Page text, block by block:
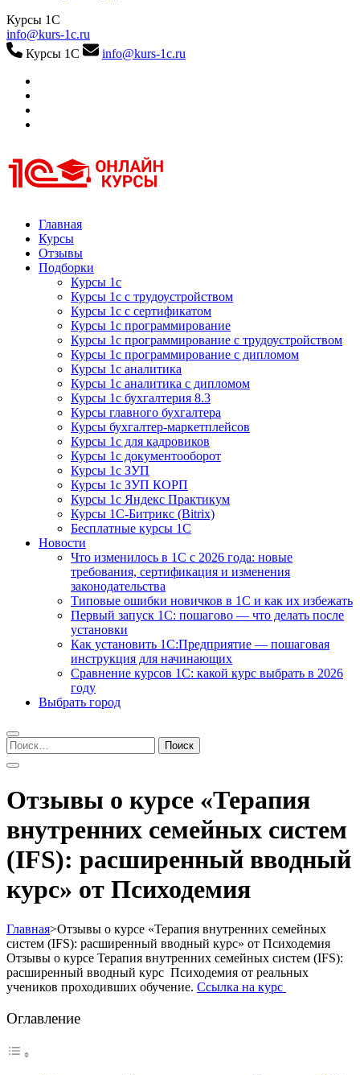
Курсы 1С
info@kurs-1c.ru
Курсы 1С
info@kurs-1c.ru
Курсы 1С
Курсы 1С официальная сертификация
Главная
Курсы
Отзывы
Подборки
Курсы 1с
Курсы 1с с трудоустройством
Курсы 1с с сертификатом
Курсы 1с программирование
Курсы 1с программирование с трудоустройством
Курсы 1с программирование с дипломом
Курсы 1с аналитика
Курсы 1с аналитика с дипломом
Курсы 1с бухгалтерия 8.3
Курсы главного бухгалтера
Курсы бухгалтер-маркетплейсов
Курсы 1с для кадровиков
Курсы 1с документооборот
Курсы 1с ЗУП
Курсы 1с ЗУП КОРП
Курсы 1с Яндекс Практикум
Курсы 1С-Битрикс (Bitrix)
Бесплатные курсы 1С
Новости
Что изменилось в 1С с 2026 года: новые
требования, сертификация и изменения
законодательства
Типовые ошибки новичков в 1С и как их избежать
Первый запуск 1С: пошагово — что делать после
установки
Как установить 1С:Предприятие — пошаговая
инструкция для начинающих
Сравнение курсов 1С: какой курс выбрать в 2026
году
Выбрать город
Найти:
Отзывы о курсе «Терапия
внутренних семейных систем
(IFS): расширенный вводный
курс» от Психодемия
Главная>Отзывы о курсе «Терапия внутренних семейных
систем (IFS): расширенный вводный курс» от Психодемия
Отзывы о курсе Терапия внутренних семейных систем (IFS):
расширенный вводный курс Психодемия от реальных
учеников проходивших обучение. Ссылка на курс
Оглавление